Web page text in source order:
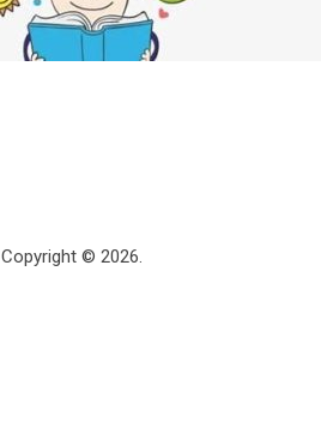
Copyright © 2026.